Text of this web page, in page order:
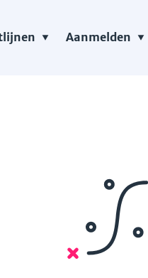
Aanmelden